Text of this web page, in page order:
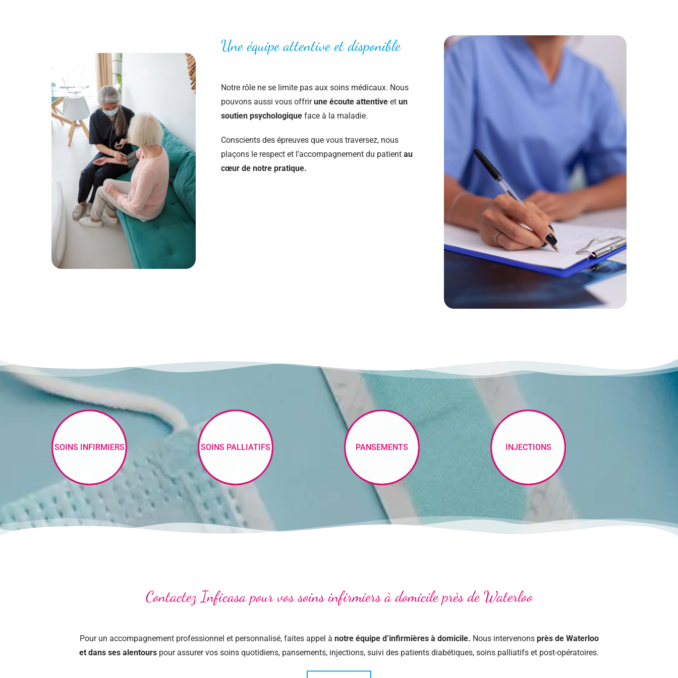
Une équipe attentive et disponible
Notre rôle ne se limite pas aux soins médicaux. Nous
pouvons aussi vous offrirune écoute attentiveet un
soutien psychologiqueface à la maladie.
Conscients des épreuves que vous traversez, nous
plaçons le respect et l’accompagnement du patient au
cœur de notre pratique.
SOINS INFIRMIERS SOINS PALLIATIFS PANSEMENTS INJECTIONS
Contactez Inficasa pour vos soins infirmiers à domicile près de Waterloo
Pour un accompagnement professionnel et personnalisé, faites appel à notre équipe d’infirmières à domicile. Nous intervenons près de Waterloo
et dans ses alentours pour assurer vos soins quotidiens, pansements, injections, suivi des patients diabétiques, soins palliatifs et post-opératoires.